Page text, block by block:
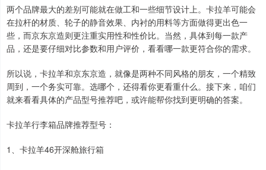
两个品牌最大的差别可能就在做工和一些细节设计上。卡拉羊可能会
在拉杆的材质、轮子的静音效果、内衬的用料等方面做得更出色一
些，而京东京造则更注重实用性和性价比。当然，具体到每一款产
品，还是要仔细对比参数和用户评价，看看哪一款更符合你的需求。
所以说，卡拉羊和京东京造，就像是两种不同风格的朋友，一个精致
周到，一个务实可靠。选哪个，还得看你更看重什么。接下来，咱们
就来看看具体的产品型号推荐吧，或许能帮你找到更明确的答案。
卡拉羊行李箱品牌推荐型号：
1、卡拉羊46开深舱旅行箱